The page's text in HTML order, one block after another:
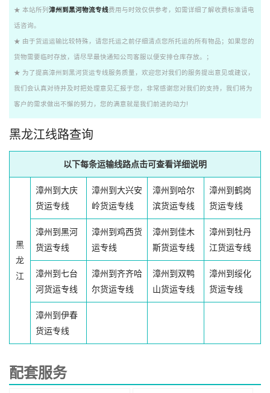
★ 本站所列 漳州到黑河物流专线费用与时效仅供参考，如需详细了解收费标准请电
话咨询。
★ 由于货运运输比较特殊，请您托运之前仔细清点您所托运的所有物品；如果您的
货物需要临时存放，请尽早最快通知公司客服以便安排仓库存放。；
★ 为了提高漳州到黑河货运专线服务质量，欢迎您对我们的服务提出意见或建议，
我们会认真对待并及时把处理意见汇报于您，非常感谢您对我们的支持，我们将为
客户的需求做出不懈的努力，您的满意就是我们前进的动力!
黑龙江线路查询
以下每条运输线路点击可查看详细说明
黑
龙
江
漳州到大庆
货运专线
漳州到大兴安
岭货运专线
漳州到哈尔
滨货运专线
漳州到鹤岗
货运专线
漳州到黑河
货运专线
漳州到鸡西货
运专线
漳州到佳木
斯货运专线
漳州到牡丹
江货运专线
漳州到七台
河货运专线
漳州到齐齐哈
尔货运专线
漳州到双鸭
山货运专线
漳州到绥化
货运专线
漳州到伊春
货运专线
配套服务